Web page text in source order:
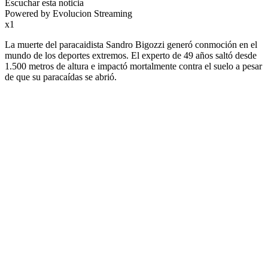
Escuchar esta noticia
Powered by Evolucion Streaming
x1
La muerte del paracaidista Sandro Bigozzi generó conmoción en el
mundo de los deportes extremos. El experto de 49 años saltó desde
1.500 metros de altura e impactó mortalmente contra el suelo a pesar
de que su paracaídas se abrió.